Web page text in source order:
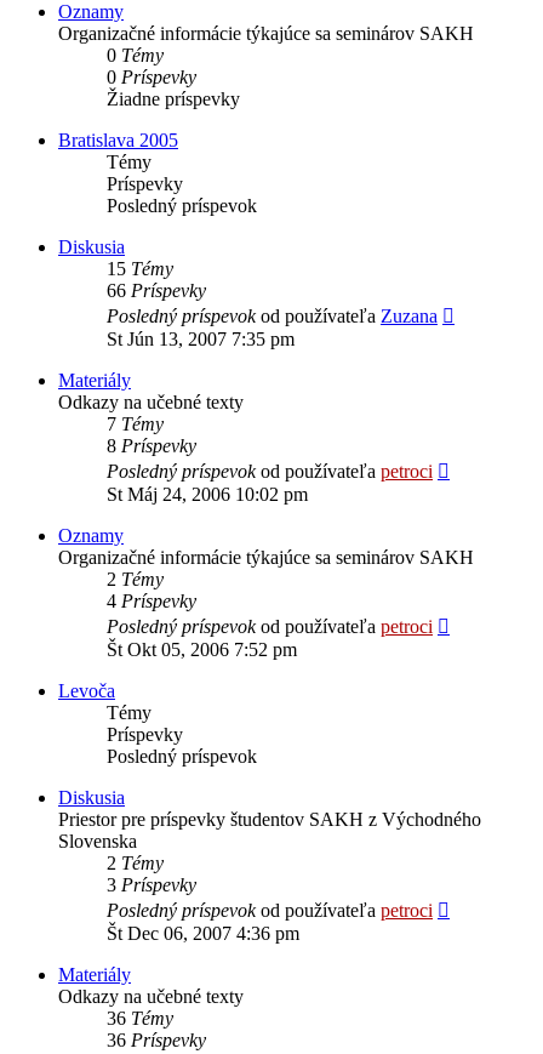
Oznamy
Organizačné informácie týkajúce sa seminárov SAKH
0 Témy
0 Príspevky
Žiadne príspevky
Bratislava 2005
Témy
Príspevky
Posledný príspevok
Diskusia
15 Témy
66 Príspevky
Posledný príspevokod používateľa Zuzana
St Jún 13, 2007 7:35 pm
Materiály
Odkazy na učebné texty
7 Témy
8 Príspevky
Posledný príspevokod používateľa petroci
St Máj 24, 2006 10:02 pm
Oznamy
Organizačné informácie týkajúce sa seminárov SAKH
2 Témy
4 Príspevky
Posledný príspevokod používateľa petroci
Št Okt 05, 2006 7:52 pm
Levoča
Témy
Príspevky
Posledný príspevok
Diskusia
Priestor pre príspevky študentov SAKH z Východného
Slovenska
2 Témy
3 Príspevky
Posledný príspevokod používateľa petroci
Št Dec 06, 2007 4:36 pm
Materiály
Odkazy na učebné texty
36 Témy
36 Príspevky